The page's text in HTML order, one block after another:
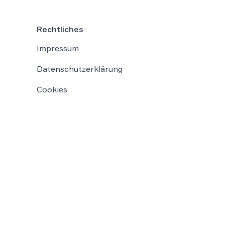
Rechtliches
Impressum
Datenschutzerklärung
Cookies